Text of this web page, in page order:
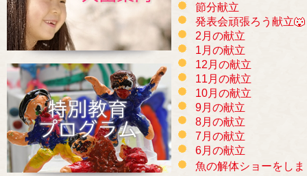
節分献立
発表会頑張ろう献立
2月の献立
1月の献立
12月の献立
11月の献立
10月の献立
9月の献立
8月の献立
7月の献立
6月の献立
魚の解体ショーをし